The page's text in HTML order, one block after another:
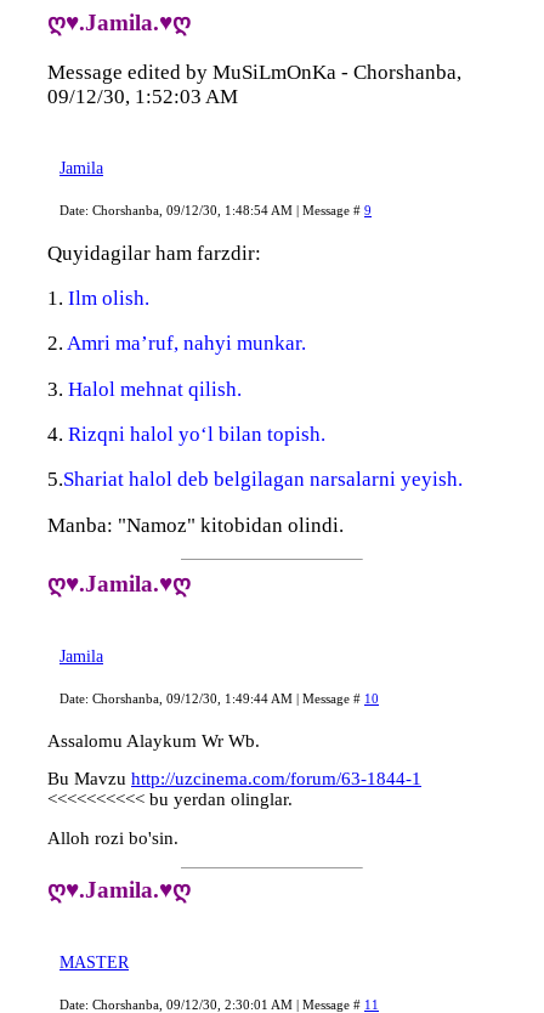
ღ♥.Jamila.♥ღ
Message edited by MuSiLmOnKa - Chorshanba,
09/12/30, 1:52:03 AM
Jamila
Date: Chorshanba, 09/12/30, 1:48:54 AM | Message # 9
Quyidagilar ham farzdir:
1. Ilm olish.
2. Amri ma’ruf, nahyi munkar.
3. Halol mehnat qilish.
4. Rizqni halol yo‘l bilan topish.
5.Shariat halol deb belgilagan narsalarni yeyish.
Manba: "Namoz" kitobidan olindi.
ღ♥.Jamila.♥ღ
Jamila
Date: Chorshanba, 09/12/30, 1:49:44 AM | Message # 10
Assalomu Alaykum Wr Wb.
Bu Mavzu http://uzcinema.com/forum/63-1844-1
<<<<<<<<<< bu yerdan olinglar.
Alloh rozi bo'sin.
ღ♥.Jamila.♥ღ
MASTER
Date: Chorshanba, 09/12/30, 2:30:01 AM | Message # 11